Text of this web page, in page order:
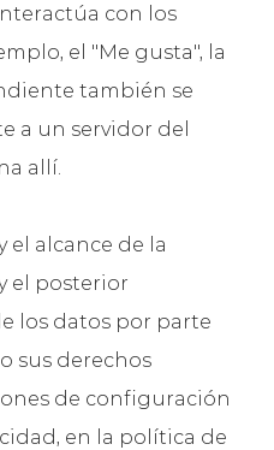
con los
el "Me gusta", la
también se
a un servidor del
allí.
el alcance de la
el posterior
los datos por parte
sus derechos
de configuración
en la política de